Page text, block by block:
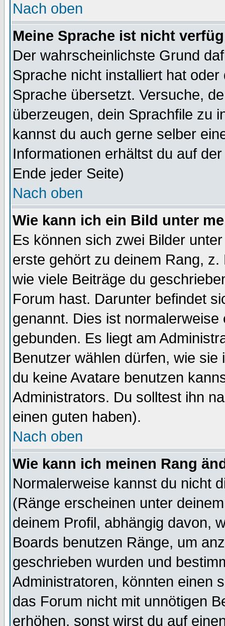
Nach oben
Meine Sprache ist nicht
Der wahrscheinlichste Grund
Sprache nicht installiert hat
Sprache übersetzt. Versuche,
überzeugen, dein Sprachfile zu
kannst du auch gerne selber
Informationen erhältst du auf
Ende jeder Seite)
Nach oben
Wie kann ich ein Bild unter
Es können sich zwei Bilder
erste gehört zu deinem Rang,
wie viele Beiträge du
Forum hast. Darunter befindet
genannt. Dies ist
gebunden. Es liegt am
Benutzer wählen dürfen, wie
du keine Avatare benutzen
Administrators. Du solltest ihn
einen guten haben).
Nach oben
Wie kann ich meinen Rang
Normalerweise kannst du nicht
(Ränge erscheinen unter
deinem Profil, abhängig davon,
Boards benutzen Ränge, um
geschrieben wurden und
Administratoren, könnten einen
das Forum nicht mit unnötigen
erhöhen, sonst wirst du auf